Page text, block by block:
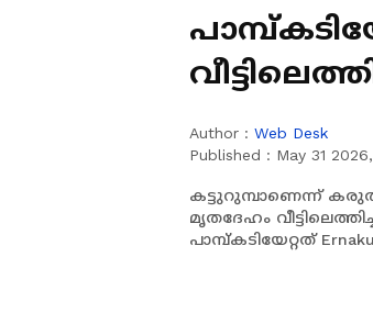
Author : Web Desk
Published : May 31
കട്ടുറുമ്പാണെന്ന്
മൃതദേഹം
പാമ്പ്കടിയേറ്റത്